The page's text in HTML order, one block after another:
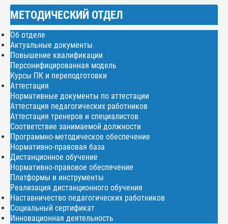
МЕТОДИЧЕСКИЙ ОТДЕЛ
Об отделе
Актуальные документы
Повышение квалификации
Персонифицированная модель
Курсы ПК и переподготовки
Аттестация
Нормативные документы по аттестации
Аттестация педагогических работников
Аттестация тренеров и специалистов
Соответствие занимаемой должности
Программно-методическое обеспечение
Нормативно-правовая база
Дистанционное обучение
Нормативно-правовое обеспечение
Платформы и инструменты
Реализация дистанционного обучения
Наставничество педагогических работников
Социальный сертификат
Инновационная деятельность